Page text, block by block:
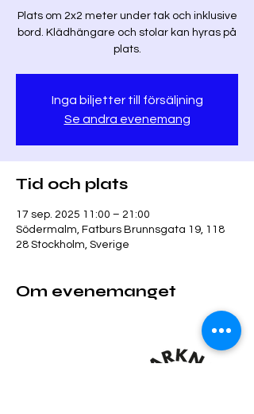
Plats om 2x2 meter under tak och inklusive
bord. Klädhängare och stolar kan hyras på
plats.
Inga biljetter till försäljning
Se andra evenemang
Tid och plats
17 sep. 2025 11:00 – 21:00
Södermalm, Fatburs Brunnsgata 19, 118
28 Stockholm, Sverige
Om evenemanget